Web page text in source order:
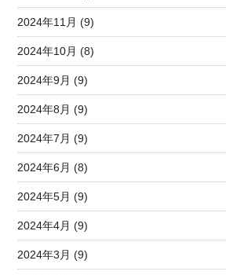
2024年11月 (9)
2024年10月 (8)
2024年9月 (9)
2024年8月 (9)
2024年7月 (9)
2024年6月 (8)
2024年5月 (9)
2024年4月 (9)
2024年3月 (9)